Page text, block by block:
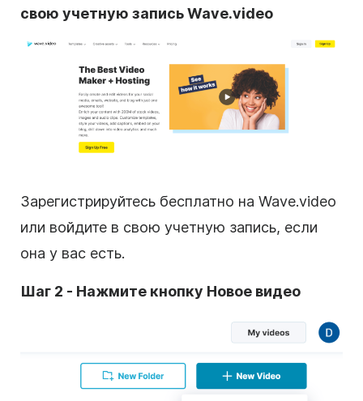
свою учетную запись Wave.video
Зарегистрируйтесь бесплатно на Wave.video
или войдите в свою учетную запись, если
она у вас есть.
Шаг 2 - Нажмите кнопку Новое видео